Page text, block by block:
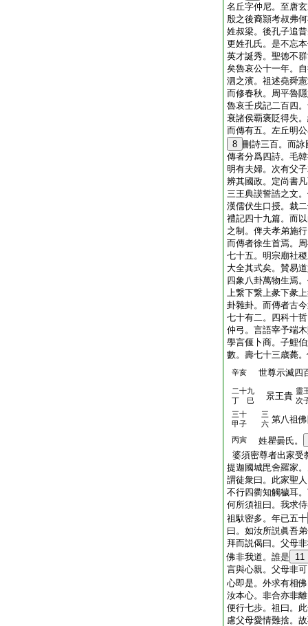
名丘字仲尼。至唐
殷之後裔頴考叔弗
姓叔梁。後孔子追
更姓孔氏。是不忘
英才誕秀。聖徳不
矣魯哀公十一年。
泗之濱。祖述堯舜
而修春秋。周平魯
魯哀壬戌記二百四
衰諸侯覇褒貶得失
而傳有五。左丘明
8 刪詩三百。而
傳者分爲四詩。毛
明有夫婦。次有父
辨其國政。定尚書
三王典謨誓誥之文
漢儒伏生口授。裁
禮記四十九篇。而
之制。俾夫孝弟施
而傳者徐生首焉。
七十五。明宗廟社
大全其式矣。賛易
四象八卦萬物生焉
上繋下繋上彖下彖
卦雜卦。而傳者古
七十有二。四科十
仲弓。言語宰予端
學言偃卜商。子鯉
數。壽七十三歳薨
辛亥 世尊示滅四
二十九
丁 巳
景王貴 靈
次
三十
甲子
三
六 第八祖
丙寅
姓瞿曇氏。
婆須密尊者出家受
提迦國城毘舍羅家
謂徒衆曰。此家聖
不行四衢知觸穢耳
何所須祖曰。我求
祖馱密多。年已五十
曰。如汝所説眞吾
拜而説偈曰。父母
佛非我道。誰是
11
言與心親。父母非
心即是。外求有相
汝本心。非合亦非
便行七歩。祖曰。
慮父母愛情難捨。